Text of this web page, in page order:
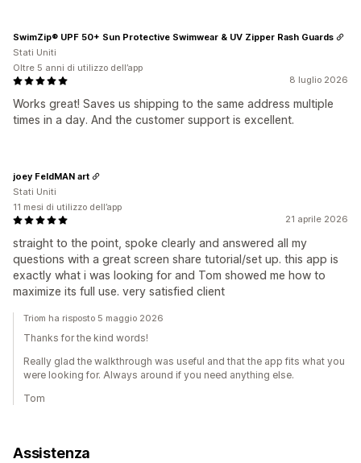
8 luglio 2026
Works great! Saves us shipping to the same address multiple
times in a day. And the customer support is excellent.
SwimZip® UPF 50+ Sun Protective Swimwear & UV Zipper Rash Guards
Stati Uniti
Oltre 5 anni di utilizzo dell’app
21 aprile 2026
straight to the point, spoke clearly and answered all my
questions with a great screen share tutorial/set up. this app is
exactly what i was looking for and Tom showed me how to
maximize its full use. very satisfied client
joey FeldMAN art
Stati Uniti
11 mesi di utilizzo dell’app
Triom ha risposto 5 maggio 2026
Thanks for the kind words!
Really glad the walkthrough was useful and that the app fits what you
were looking for. Always around if you need anything else.
Tom
Assistenza